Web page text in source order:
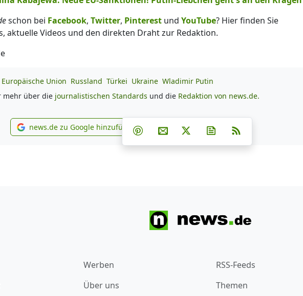
schon bei Facebook, Twitter, Pinterest und YouTube? Hier finden Sie
aktuelle Videos und den direkten Draht zur Redaktion.
Europäische Union Russland Türkei Ukraine Wladimir Putin
mehr über die journalistischen Standards und die Redaktion von news.de.
news.de zu Google hinzufügen
news.de zu Google hinzufügen Teilen auf Facebook
Teilen auf Whatsapp
Teilen auf Telegram
Teilen auf Pinterest
Per E-Mail teilen
Post auf XNewsletter abonnieren
Werben
Über uns
RSS-Feeds
Themen